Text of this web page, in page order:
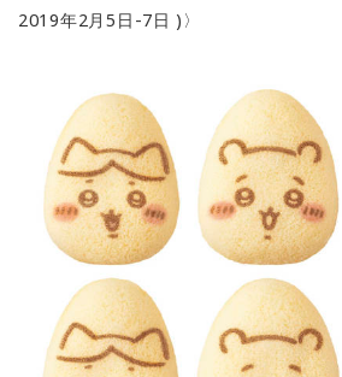
2019年2⽉5⽇-7⽇ )〉